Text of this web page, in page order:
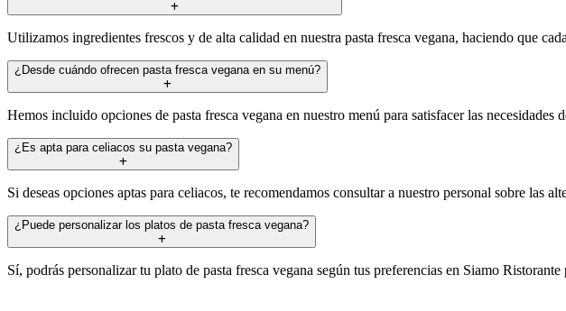
Utilizamos ingredientes frescos y de alta calidad en nuestra pasta fresca vegana, haciendo que
¿Desde cuándo ofrecen pasta fresca vegana en su menú?
Hemos incluido opciones de pasta fresca vegana en nuestro menú para satisfacer las
¿Es apta para celiacos su pasta vegana?
Si deseas opciones aptas para celiacos, te recomendamos consultar a nuestro personal sobre las
¿Puede personalizar los platos de pasta fresca vegana?
Sí, podrás personalizar tu plato de pasta fresca vegana según tus preferencias en Siamo